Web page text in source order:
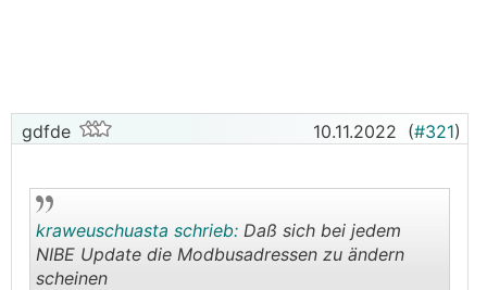
spruchreif wird, da haben wir 0Grad Süd 38Grad ca
50m2 Dachfläche zur Verfügung
Bestandsheizung (ca. 15J alt):
Buderus 11kW Gasbrennwertgerät
gdfde 10.11.2022 (#321)
kraweuschuasta schrieb: Daß sich bei jedem
NIBE Update die Modbusadressen zu ändern
scheinen